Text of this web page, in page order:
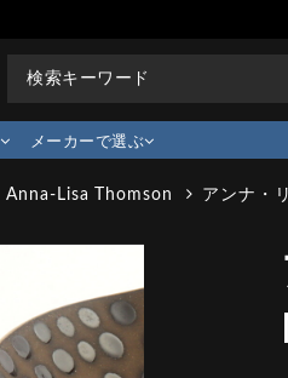
メーカーで選ぶ
Anna-Lisa Thomson アンナ・